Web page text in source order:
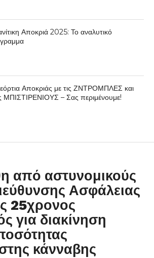
Αποκριά 2025: Το αναλυτικό
Αποκριάς με τις ΖΝΤΡΟΜΠΛΕΣ και
ΜΠΙΣΤΙΡΕΝΙΟΥΣ – Σας περιμένουμε!
από αστυνομικούς
Ασφάλειας
25χρονος
για διακίνηση
κάνναβης